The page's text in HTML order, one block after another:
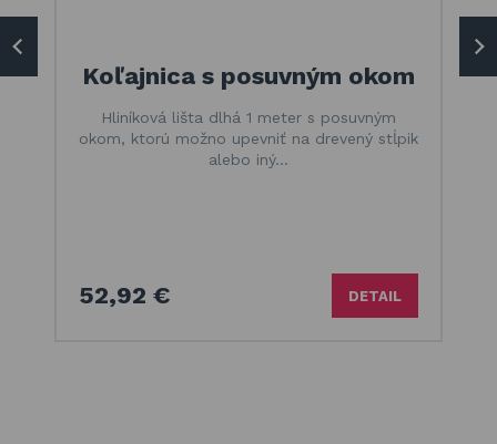
Koľajnica s posuvným okom
Hliníková lišta dlhá 1 meter s posuvným
okom, ktorú možno upevniť na drevený stĺpik
alebo iný…
52,92 € DETAIL